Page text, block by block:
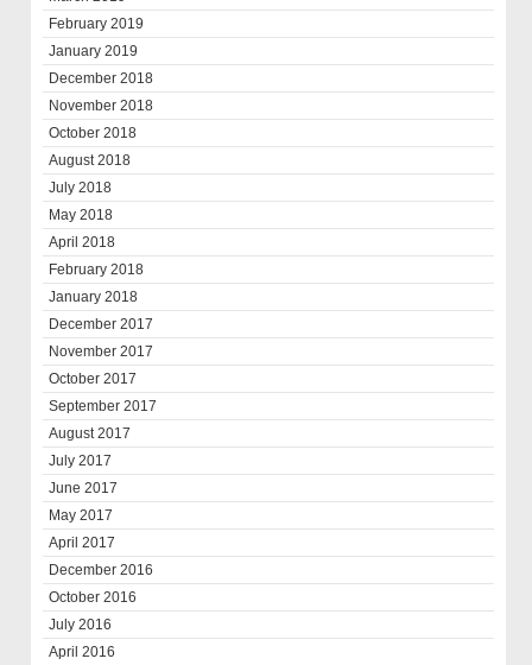
February 2019
January 2019
December 2018
November 2018
October 2018
August 2018
July 2018
May 2018
April 2018
February 2018
January 2018
December 2017
November 2017
October 2017
September 2017
August 2017
July 2017
June 2017
May 2017
April 2017
December 2016
October 2016
July 2016
April 2016